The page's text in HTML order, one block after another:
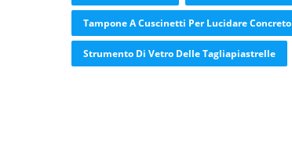
Tampone A Cuscinetti Per Lucidare Concreto
Strumento Di Vetro Delle Tagliapiastrelle